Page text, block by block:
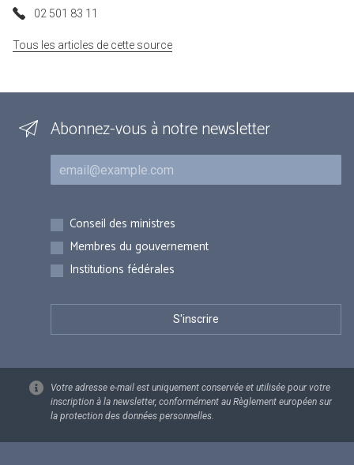
02 501 83 11
Tous les articles de cette source
Abonnez-vous à notre newsletter
Courriel
Inscriptions
Conseil des ministres
Membres du gouvernement
Institutions fédérales
Votre adresse e-mail est uniquement conservée et utilisée pour votre
inscription à la newsletter, conformément au Règlement européen sur
la protection des données personnelles.